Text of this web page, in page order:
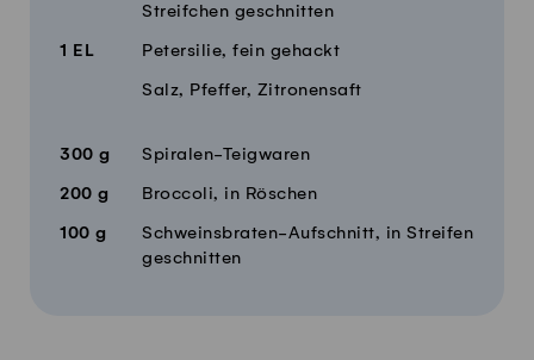
Streifchen geschnitten
1 EL Petersilie, fein gehackt
Salz, Pfeffer, Zitronensaft
300 g Spiralen-Teigwaren
200 g Broccoli, in Röschen
100 g
Schweinsbraten-Aufschnitt, in Streifen
geschnitten